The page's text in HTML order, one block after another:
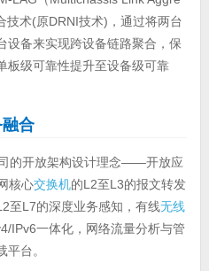
术(原DRNI技术)，通过将两台
设备来实现跨设备链路聚合，保
板级可靠性提升至设备级可靠
合
的开放架构设计理念——开放应
核心交换机的L2至L3的报文转发
至L7的深度业务感知，有线无线
IPv6一体化，网络流量分析与管
台。